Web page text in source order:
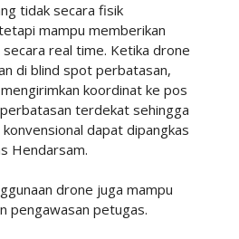
tidak secara fisik
mampu memberikan
real time. Ketika drone
di blind spot perbatasan,
koordinat ke pos
terdekat sehingga
dapat dipangkas
Hendarsam.
drone juga mampu
pengawasan petugas.